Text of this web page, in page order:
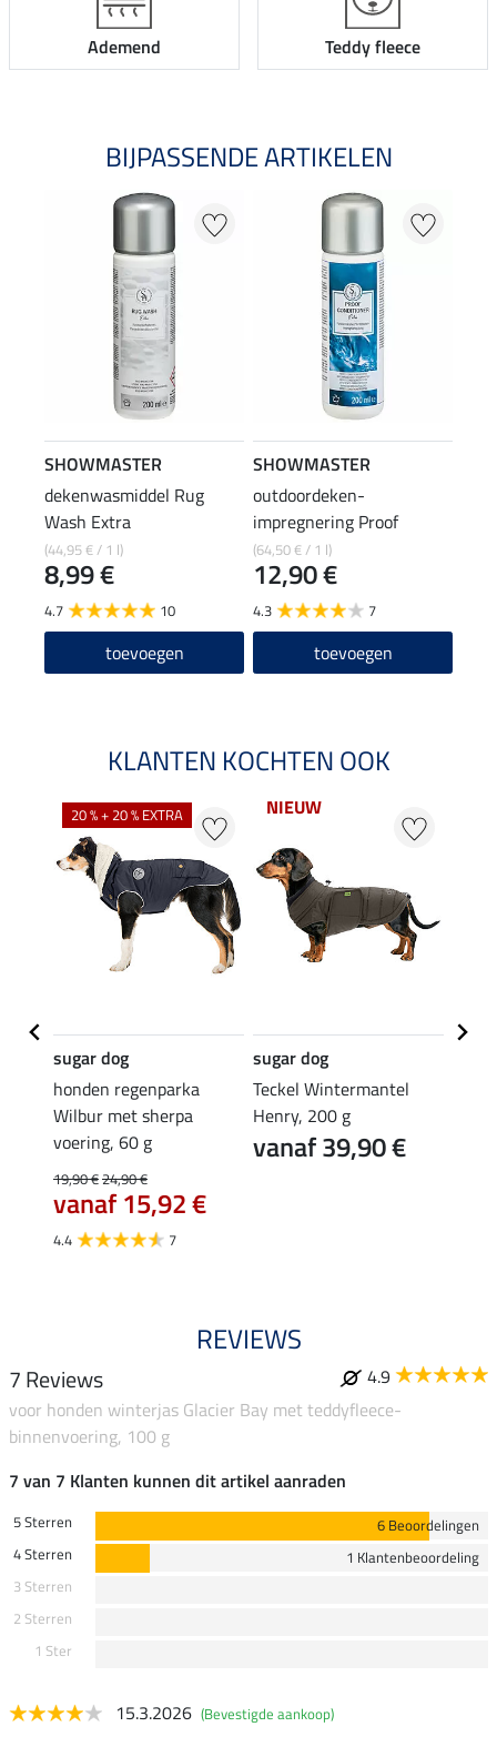
Ademend Teddy fleece
BIJPASSENDE ARTIKELEN
SHOWMASTER
dekenwasmiddel Rug
Wash Extra
(44,95 € / 1 l)
8,99 €
4.7 10
toevoegen
SHOWMASTER
outdoordeken-
impregnering Proof
Conditioner Extra
(64,50 € / 1 l)
12,90 €
4.3 7
toevoegen
KLANTEN KOCHTEN OOK
20 % + 20 % EXTRA
sugar dog
honden regenparka
Wilbur met sherpa
voering, 60 g
19,90 €24,90 €
vanaf 15,92 €
4.4 7
NIEUW
sugar dog
Teckel Wintermantel
Henry, 200 g
vanaf 39,90 €
REVIEWS
7 Reviews
4.9
voor honden winterjas Glacier Bay met teddyfleece-
binnenvoering, 100 g
7 van 7 Klanten kunnen dit artikel aanraden
5 Sterren
6 Beoordelingen
4 Sterren
1 Klantenbeoordeling
3 Sterren
2 Sterren
1 Ster
15.3.2026 (Bevestigde aankoop)